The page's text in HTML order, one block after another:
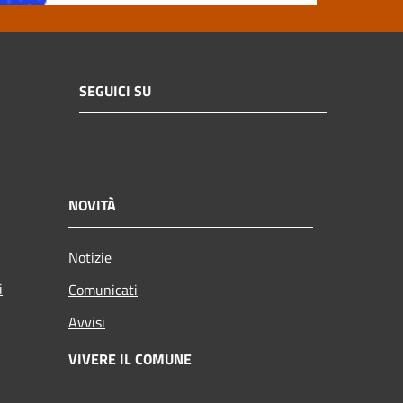
SEGUICI SU
NOVITÀ
Notizie
Comunicati
Avvisi
VIVERE IL COMUNE